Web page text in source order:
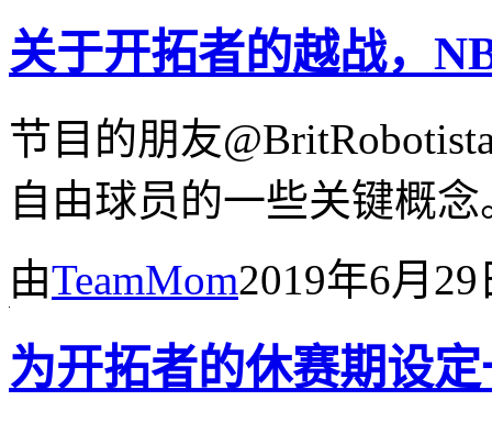
关于开拓者的越战，
节目的朋友
自由球员的一些关键概念
由TeamMom2019年6月29
为开拓者的休赛期设